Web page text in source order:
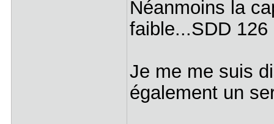
Néanmoins la
faible...SDD 126
Je me me suis
également un